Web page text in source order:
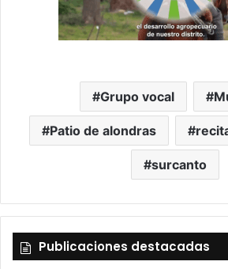
Grupo vocal
Patio de alondras
surcanto
Publicaciones destacadas